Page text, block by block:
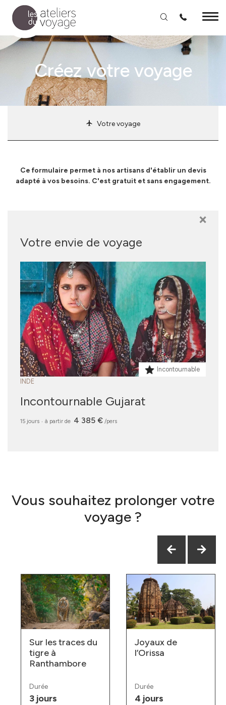
Aller au contenu principal
Créez votre voyage
Votre voyage
Ce formulaire permet à nos artisans d'établir un devis
adapté à vos besoins. C'est gratuit et sans engagement.
Votre envie de voyage
Incontournable
INDE
Incontournable Gujarat
15 jours ‧ à partir de 4 385 € /pers
×
Vous souhaitez prolonger votre
voyage ?
Sur les traces du
tigre à
Ranthambore
Durée
3 jours
Joyaux de
l’Orissa
Durée
4 jours